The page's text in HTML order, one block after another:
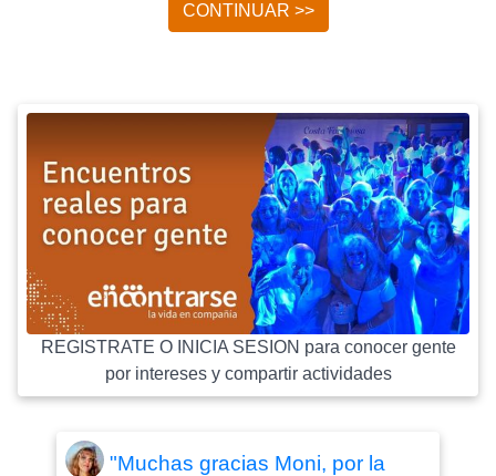
CONTINUAR >>
REGISTRATE O INICIA SESION para conocer gente
por intereses y compartir actividades
"Muchas gracias Moni, por la